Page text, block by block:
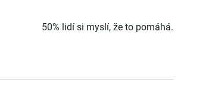
50% lidí si myslí, že to pomáhá.